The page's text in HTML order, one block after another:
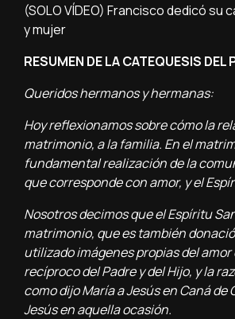
(SOLO VÍDEO) Francisco dedicó
y mujer
RESUMEN DE LA CATEQUESIS DEL
Queridos hermanos y hermanas:
Hoy reflexionamos sobre cómo la
matrimonio, a la familia. En el
fundamental realización de la
que corresponde con amor, y el
Nosotros decimos que el Espíritu
matrimonio, que es también
utilizado imágenes propias del
recíproco del Padre y del Hijo, y la
como dijo María a Jesús en Caná
Jesús en aquella ocasión.